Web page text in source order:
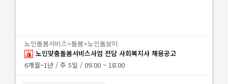
노인돌봄서비스>돌봄>노인돌보미
노인맞춤돌봄서비스사업 전담 사회복지사 채용공고
6개월~1년 / 주 5일 / 09:00 ~ 18:00